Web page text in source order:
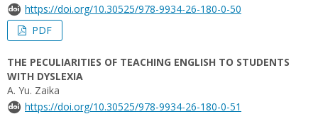
https://doi.org/10.30525/978-9934-26-180-0-50
PDF
THE PECULIARITIES OF TEACHING ENGLISH TO STUDENTS
WITH DYSLEXIA
A. Yu. Zaika
https://doi.org/10.30525/978-9934-26-180-0-51